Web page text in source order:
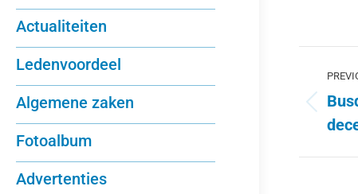
Actualiteiten
Ledenvoordeel
Algemene zaken
Fotoalbum
Advertenties